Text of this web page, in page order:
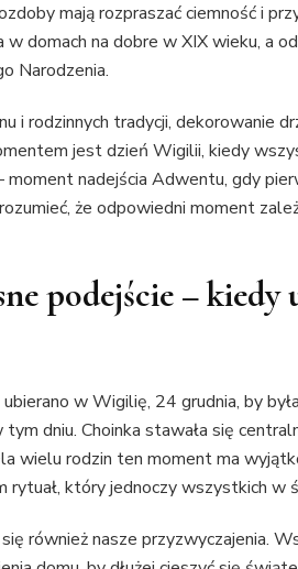
mają rozpraszać ciemność i
domach na dobre w XIX wieku, a
Narodzenia.
i rodzinnych tradycji, dekorowanie
jest dzień Wigilii, kiedy
nadejścia Adwentu, gdy
że odpowiedni moment
podejście – kiedy
w Wigilię, 24 grudnia, by
dniu. Choinka stawała się
wielu rodzin ten moment ma
który jednoczy wszystkich w
również nasze przyzwyczajenia.